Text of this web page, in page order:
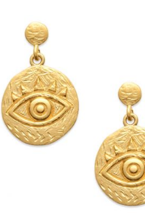
LES GEORGETTES
SWAROVSKI
BONNES AFFAIRES
CARTES CADEAUX
IDÉE CADEAUX
QUI SOMMES NOUS